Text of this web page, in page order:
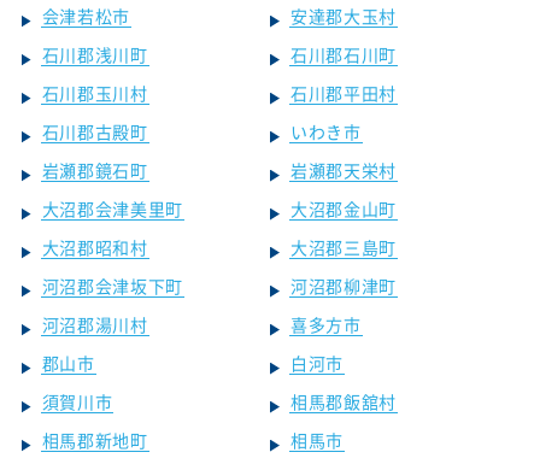
会津若松市
安達郡大玉村
石川郡浅川町
石川郡石川町
石川郡玉川村
石川郡平田村
石川郡古殿町
いわき市
岩瀬郡鏡石町
岩瀬郡天栄村
大沼郡会津美里町
大沼郡金山町
大沼郡昭和村
大沼郡三島町
河沼郡会津坂下町
河沼郡柳津町
河沼郡湯川村
喜多方市
郡山市
白河市
須賀川市
相馬郡飯舘村
相馬郡新地町
相馬市